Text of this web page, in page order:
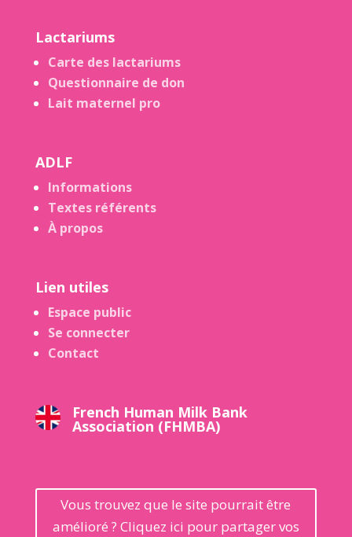
Lactariums
Carte des lactariums
Questionnaire de don
Lait maternel pro
ADLF
Informations
Textes référents
À propos
Lien utiles
Espace public
Se connecter
Contact
French Human Milk Bank
Association (FHMBA)
Vous trouvez que le site pourrait être
amélioré ? Cliquez ici pour partager vos